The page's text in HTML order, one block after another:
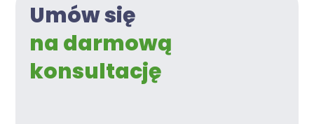
Umów się
na darmową
konsultację